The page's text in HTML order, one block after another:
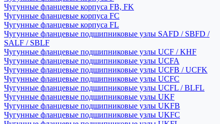
Чугунные фланцевые корпуса FB, FK
Чугунные фланцевые корпуса FC
Чугунные фланцевые корпуса FL
Чугунные фланцевые подшипниковые узлы SAFD / SBFD /
SALF / SBLF
Чугунные фланцевые подшипниковые узлы UCF / KHF
Чугунные фланцевые подшипниковые узлы UCFA
Чугунные фланцевые подшипниковые узлы UCFB / UCFK
Чугунные фланцевые подшипниковые узлы UCFC
Чугунные фланцевые подшипниковые узлы UCFL / BLFL
Чугунные фланцевые подшипниковые узлы UKF
Чугунные фланцевые подшипниковые узлы UKFB
Чугунные фланцевые подшипниковые узлы UKFC